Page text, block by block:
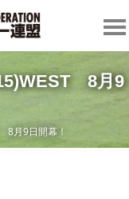
8月9
8月9日開幕！